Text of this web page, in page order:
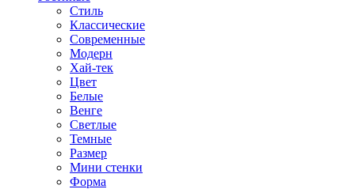
Стиль
Классические
Современные
Модерн
Хай-тек
Цвет
Белые
Венге
Светлые
Темные
Размер
Мини стенки
Форма